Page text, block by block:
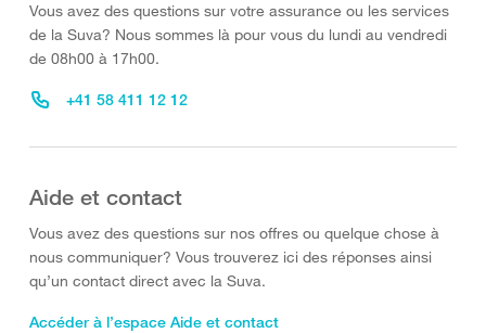
Vous avez des questions sur votre assurance ou les services
de la Suva? Nous sommes là pour vous du lundi au vendredi
de 08h00 à 17h00.
+41 58 411 12 12
Aide et contact
Vous avez des questions sur nos offres ou quelque chose à
nous communiquer? Vous trouverez ici des réponses ainsi
qu’un contact direct avec la Suva.
Accéder à l’espace Aide et contact